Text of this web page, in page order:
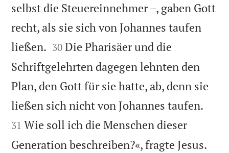
selbst die Steuereinnehmer –, gaben Gott
recht, als sie sich von Johannes taufen
ließen. 

30 Die Pharisäer und die
Schriftgelehrten dagegen lehnten den
Plan, den Gott für sie hatte, ab, denn sie
ließen sich nicht von Johannes taufen.
31 Wie soll ich die Menschen dieser
Generation beschreiben?«, fragte Jesus.